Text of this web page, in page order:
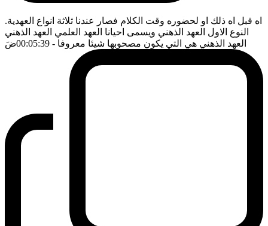
اه قبل اه ذلك او لحضوره وقت الكلام فصار عندنا ثلاثة انواع العهدية.
النوع الاول العهد الذهني ويسمى احيانا العهد العلمي العهد الذهني
العهد الذهني هي التي يكون مصحوبها شيئا معروفا - 00:05:39 ضَ